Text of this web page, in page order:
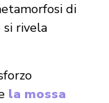
di
si rivela
la mossa